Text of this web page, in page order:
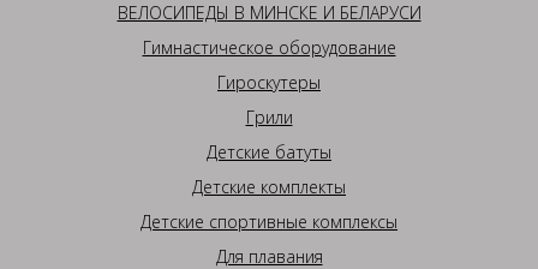
ВЕЛОСИПЕДЫ В МИНСКЕ И БЕЛАРУСИ
Гимнастическое оборудование
Гироскутеры
Грили
Детские батуты
Детские комплекты
Детские спортивные комплексы
Для плавания